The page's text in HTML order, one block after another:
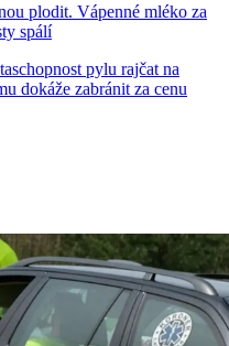
plodit. Vápenné mléko za
spálí
pylu rajčat na
dokáže zabránit za cenu